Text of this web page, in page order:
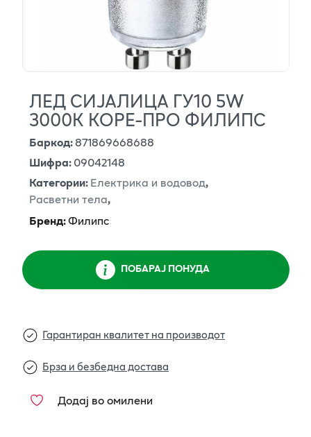
ЛЕД СИЈАЛИЦА ГУ10 5W
3000К КОРЕ-ПРО ФИЛИПС
Баркод:871869668688
Шифра:09042148
Категории:Електрика и водовод,
Расветни тела,
Бренд:Филипс
ПОБАРАЈ ПОНУДА
Гарантиран квалитет на производот
Брза и безбедна достава
Додај во омилени